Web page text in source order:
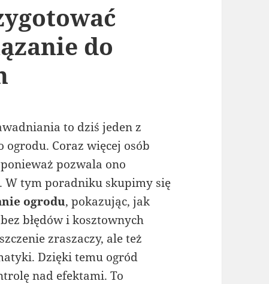
do
to dziś jeden z
Coraz więcej osób
pozwala ono
tym poradniku skupimy się
ogrodu, pokazując, jak
błędów i kosztownych
zraszaczy, ale też
Dzięki temu ogród
nad efektami. To